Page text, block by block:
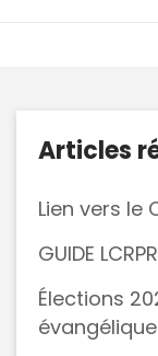
Articles
Lien vers le
GUIDE LCRPR
Élections